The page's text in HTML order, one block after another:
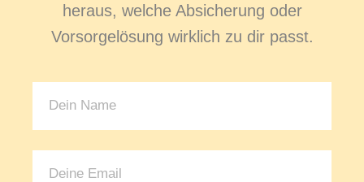
heraus, welche Absicherung oder
Vorsorgelösung wirklich zu dir passt.